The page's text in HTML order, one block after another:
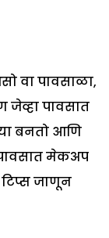
वा पावसाळा,
पावसात
बनतो आणि
मेकअप
टिप्स जाणून